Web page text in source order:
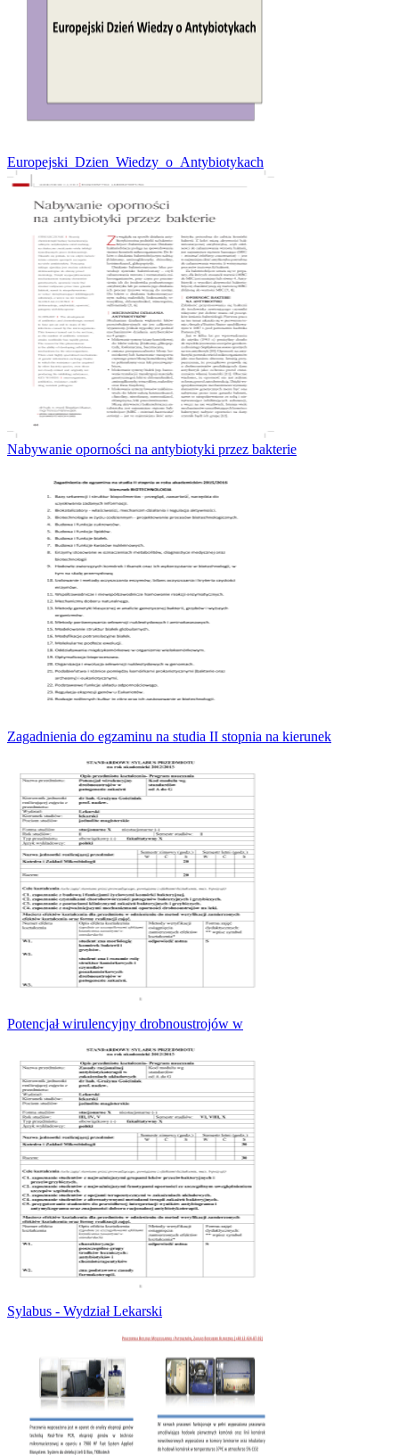
Europejski_Dzien_Wiedzy_o_Antybiotykach
Nabywanie oporności na antybiotyki przez bakterie
Zagadnienia do egzaminu na studia II stopnia na kierunek
Potencjał wirulencyjny drobnoustrojów w
Sylabus - Wydział Lekarski